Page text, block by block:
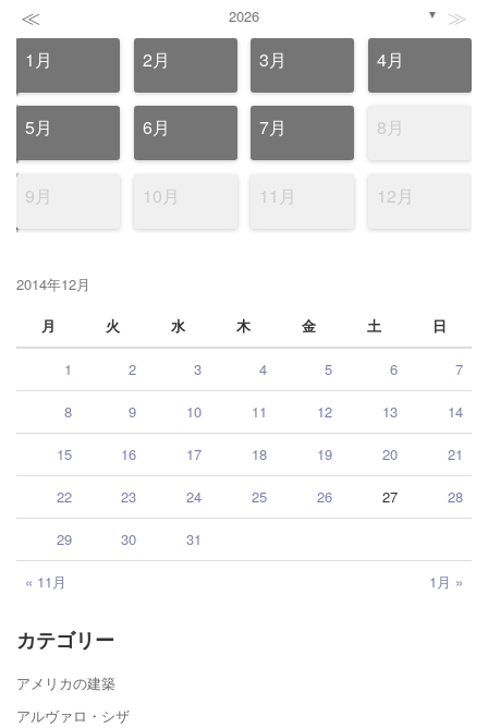
≪ 2026 ▼ ≫
1月 2月 3月 4月
5月 6月 7月 8月
9月 10月 11月 12月
2014年12月
月
火 水 木 金 土 日
« 11月 1月 »
1 2 3 4 5 6 7
8 9 10 11 12 13 14
15 16 17 18 19 20 21
22 23 24 25 26 27 28
29 30 31
カテゴリー
アメリカの建築
アルヴァロ・シザ